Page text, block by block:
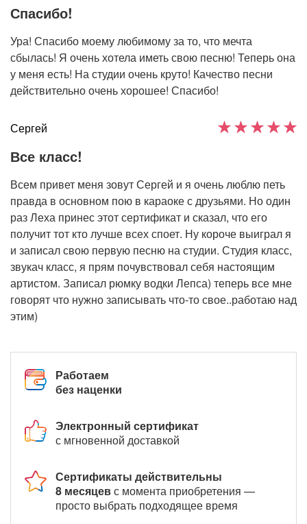
Спасибо!
Ура! Спасибо моему любимому за то, что мечта
сбылась! Я очень хотела иметь свою песню! Теперь она
у меня есть! На студии очень круто! Качество песни
действительно очень хорошее! Спасибо!
Сергей
Все класс!
Всем привет меня зовут Сергей и я очень люблю петь
правда в основном пою в караоке с друзьями. Но один
раз Леха принес этот сертификат и сказал, что его
получит тот кто лучше всех споет. Ну короче выиграл я
и записал свою первую песню на студии. Студия класс,
звукач класс, я прям почувствовал себя настоящим
артистом. Записал рюмку водки Лепса) теперь все мне
говорят что нужно записывать что-то свое..работаю над
этим)
Работаем
без наценки
Электронный сертификат
с мгновенной доставкой
Сертификаты действительны
8 месяцевс момента приобретения —
просто выбрать подходящее время